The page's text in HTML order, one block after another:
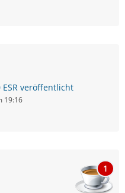
veröffentlicht
19:16
1